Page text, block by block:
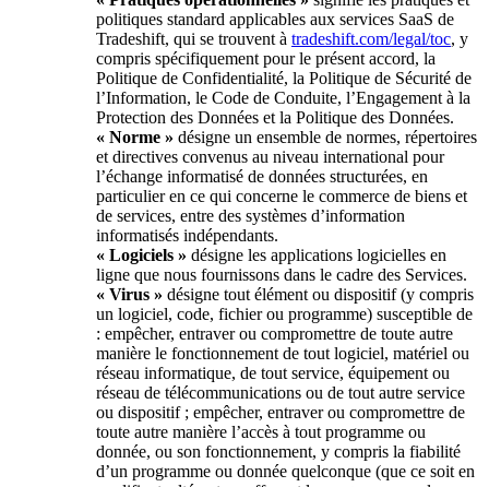
politiques standard applicables aux services SaaS de
Tradeshift, qui se trouvent à tradeshift.com/legal/toc, y
compris spécifiquement pour le présent accord, la
Politique de Confidentialité, la Politique de Sécurité de
l’Information, le Code de Conduite, l’Engagement à la
Protection des Données et la Politique des Données.
« Norme » désigne un ensemble de normes, répertoires
et directives convenus au niveau international pour
l’échange informatisé de données structurées, en
particulier en ce qui concerne le commerce de biens et
de services, entre des systèmes d’information
informatisés indépendants.
« Logiciels » désigne les applications logicielles en
ligne que nous fournissons dans le cadre des Services.
« Virus » désigne tout élément ou dispositif (y compris
un logiciel, code, fichier ou programme) susceptible de
: empêcher, entraver ou compromettre de toute autre
manière le fonctionnement de tout logiciel, matériel ou
réseau informatique, de tout service, équipement ou
réseau de télécommunications ou de tout autre service
ou dispositif ; empêcher, entraver ou compromettre de
toute autre manière l’accès à tout programme ou
donnée, ou son fonctionnement, y compris la fiabilité
d’un programme ou donnée quelconque (que ce soit en